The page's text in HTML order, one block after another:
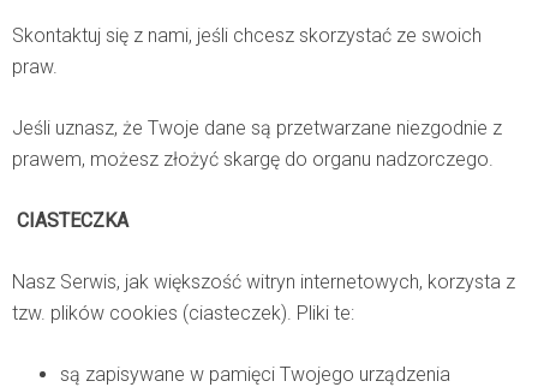
Skontaktuj się z nami, jeśli chcesz skorzystać ze swoich
praw.
Jeśli uznasz, że Twoje dane są przetwarzane niezgodnie z
prawem, możesz złożyć skargę do organu nadzorczego.
CIASTECZKA
Nasz Serwis, jak większość witryn internetowych, korzysta z
tzw. plików cookies (ciasteczek). Pliki te:
są zapisywane w pamięci Twojego urządzenia